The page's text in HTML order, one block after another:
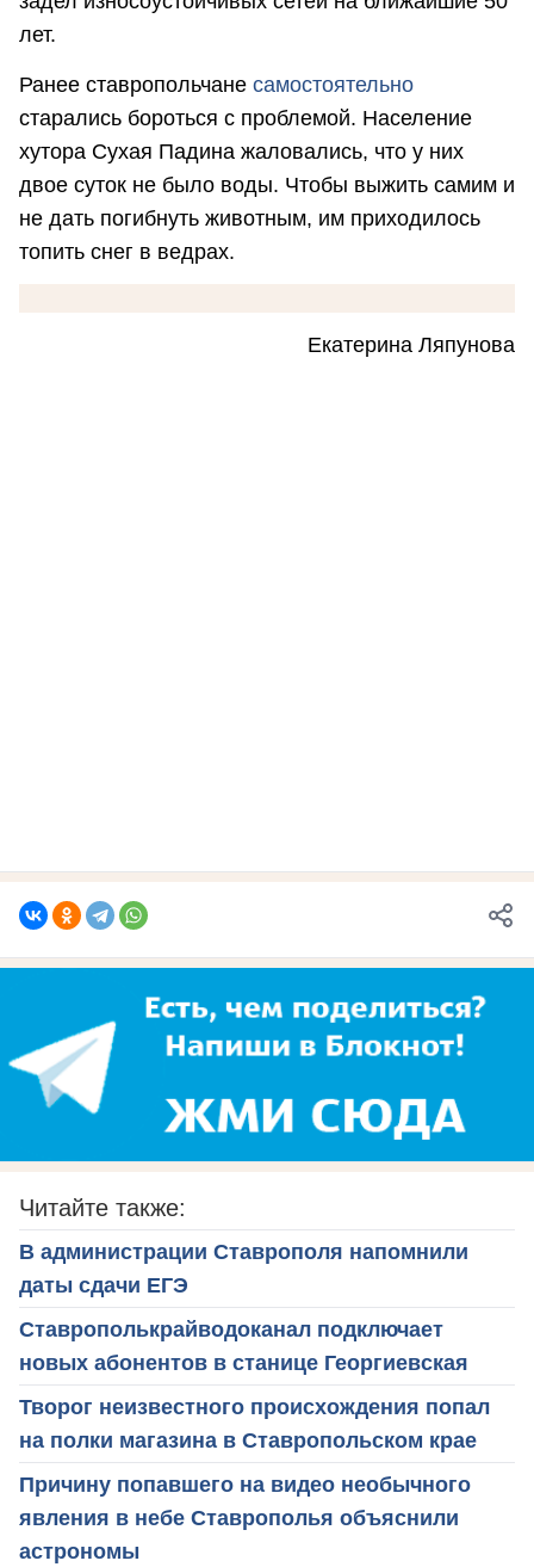
лет.
Ранее ставропольчане самостоятельно
старались бороться с проблемой. Население
хутора Сухая Падина жаловались, что у них
двое суток не было воды. Чтобы выжить самим и
не дать погибнуть животным, им приходилось
топить снег в ведрах.
Екатерина Ляпунова
Читайте также:
В администрации Ставрополя напомнили
даты сдачи ЕГЭ
Ставрополькрайводоканал подключает
новых абонентов в станице Георгиевская
Творог неизвестного происхождения попал
на полки магазина в Ставропольском крае
Причину попавшего на видео необычного
явления в небе Ставрополья объяснили
астрономы